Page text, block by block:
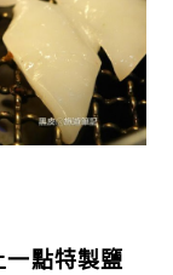
點特製鹽